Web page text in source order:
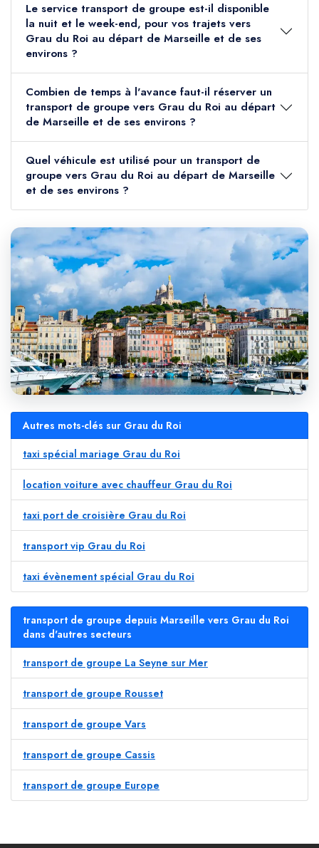
Le service transport de groupe est-il disponible
la nuit et le week-end, pour vos trajets vers
Grau du Roi au départ de Marseille et de ses
environs ?
Combien de temps à l'avance faut-il réserver un
transport de groupe vers Grau du Roi au départ
de Marseille et de ses environs ?
Quel véhicule est utilisé pour un transport de
groupe vers Grau du Roi au départ de Marseille
et de ses environs ?
Autres mots-clés sur Grau du Roi
taxi spécial mariage Grau du Roi
location voiture avec chauffeur Grau du Roi
taxi port de croisière Grau du Roi
transport vip Grau du Roi
taxi évènement spécial Grau du Roi
transport de groupe depuis Marseille vers Grau du Roi
dans d'autres secteurs
transport de groupe La Seyne sur Mer
transport de groupe Rousset
transport de groupe Vars
transport de groupe Cassis
transport de groupe Europe